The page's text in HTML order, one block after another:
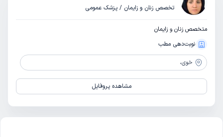
تخصص زنان و زایمان / پزشک عمومی
متخصص زنان و زایمان
نوبت‌دهی مطب
خوی،
مشاهده پروفایل